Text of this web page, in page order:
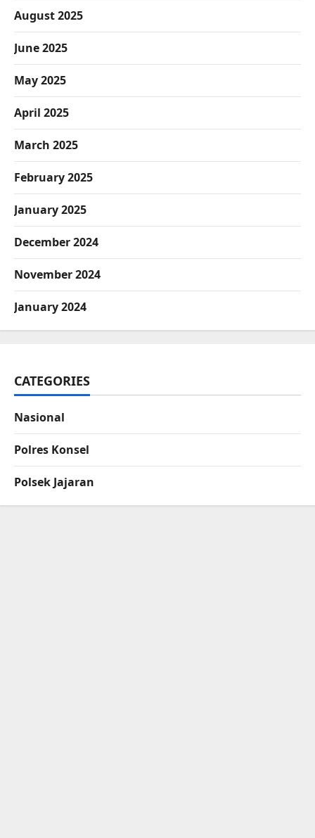
August 2025
June 2025
May 2025
April 2025
March 2025
February 2025
January 2025
December 2024
November 2024
January 2024
CATEGORIES
Nasional
Polres Konsel
Polsek Jajaran